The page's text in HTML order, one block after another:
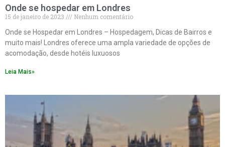
Onde se hospedar em Londres
15 de janeiro de 2023
Nenhum comentário
Onde se Hospedar em Londres – Hospedagem, Dicas de Bairros e
muito mais! Londres oferece uma ampla variedade de opções de
acomodação, desde hotéis luxuosos
Leia Mais»